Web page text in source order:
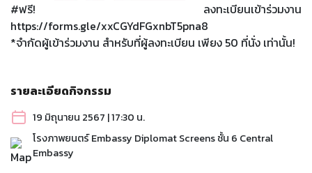
#ฟรี! ลงทะเบียนเข้าร่วมงาน
https://forms.gle/xxCGYdFGxnbT5pna8
*จำกัดผู้เข้าร่วมงาน สำหรับที่ผู้ลงทะเบียน เพียง 50 ที่นั่ง เท่านั้น!
รายละเอียดกิจกรรม
19 มิถุนายน 2567 | 17:30 น.
โรงภาพยนตร์ Embassy Diplomat Screens ชั้น 6 Central
Embassy